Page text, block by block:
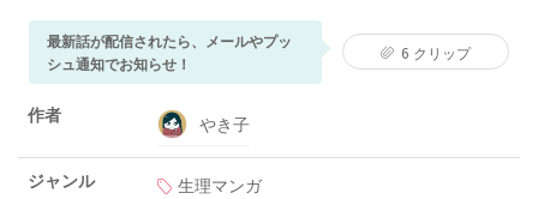
最新話が配信されたら、メールやプッ
シュ通知でお知らせ！
6 クリップ
作者 やき子
ジャンル 生理マンガ